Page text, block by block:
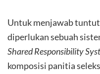
Untuk menjawab
diperlukan sebuah
Shared Responsibility
komposisi panitia